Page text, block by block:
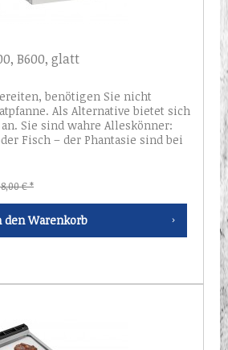
B600, glatt
benötigen Sie nicht
Als Alternative bietet sich
Sie sind wahre Alleskönner:
Fisch – der Phantasie sind bei
€ *
den Warenkorb